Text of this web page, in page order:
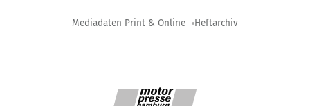
Mediadaten Print & Online Heftarchiv